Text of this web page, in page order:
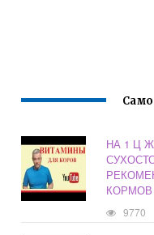
НА 1 Ц
КОРМОВ
9770